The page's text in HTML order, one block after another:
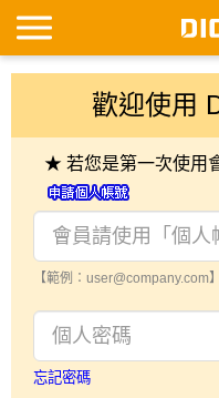
歡迎使用
★ 若您是第一次使用
【範例：user@company.com】
忘記密碼